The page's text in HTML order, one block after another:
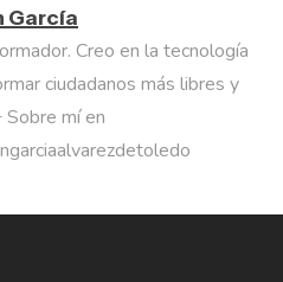
García
Creo en la tecnología
ciudadanos más libres y
Sobre mí en